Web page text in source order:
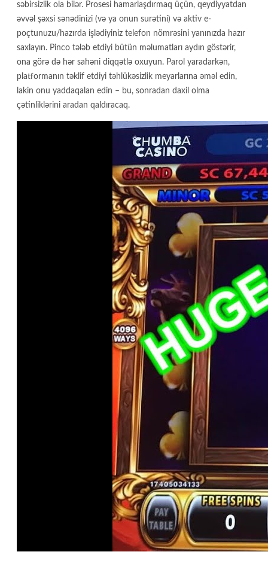
səbirsizlik ola bilər. Prosesi hamarlaşdırmaq üçün, qeydiyyatdan
əvvəl şəxsi sənədinizi (və ya onun surətini) və aktiv e-
poçtunuzu/hazırda işlədiyiniz telefon nömrəsini yanınızda hazır
saxlayın. Pinco tələb etdiyi bütün məlumatları aydın göstərir,
ona görə də hər sahəni diqqətlə oxuyun. Parol yaradarkən,
platformanın təklif etdiyi təhlükəsizlik meyarlarına əməl edin,
lakin onu yaddaqalan edin – bu, sonradan daxil olma
çətinliklərini aradan qaldıracaq.